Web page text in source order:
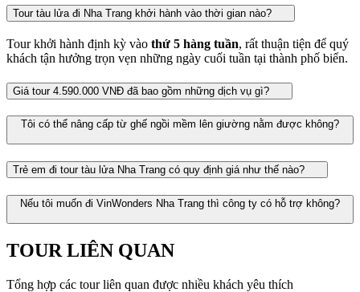
Tour tàu lửa đi Nha Trang khởi hành vào thời gian nào?
Tour khởi hành định kỳ vào thứ 5 hàng tuần, rất thuận tiện để quý
khách tận hưởng trọn vẹn những ngày cuối tuần tại thành phố biển.
Giá tour 4.590.000 VNĐ đã bao gồm những dịch vụ gì?
Tôi có thể nâng cấp từ ghế ngồi mềm lên giường nằm được không?
Trẻ em đi tour tàu lửa Nha Trang có quy định giá như thế nào?
Nếu tôi muốn đi VinWonders Nha Trang thì công ty có hỗ trợ không?
TOUR LIÊN QUAN
Tổng hợp các tour liên quan được nhiều khách yêu thích